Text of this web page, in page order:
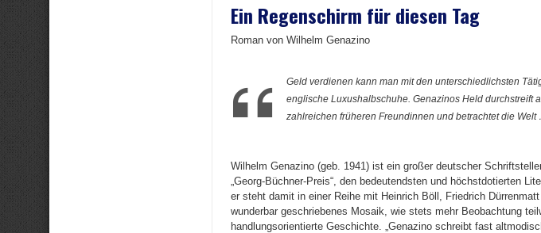
Ein Regenschirm für diesen Tag
Roman von Wilhelm Genazino
Geld verdienen kann man mit den unterschiedlichsten
englische Luxushalbschuhe. Genazinos Held durchstreift
zahlreichen früheren Freundinnen und betrachtet die Welt
Wilhelm Genazino (geb. 1941) ist ein großer deutscher
„Georg-Büchner-Preis“, den bedeutendsten und höchstdotierten
er steht damit in einer Reihe mit Heinrich Böll, Friedrich
wunderbar geschriebenes Mosaik, wie stets mehr Beobachtung
handlungsorientierte Geschichte. „Genazino schreibt fast